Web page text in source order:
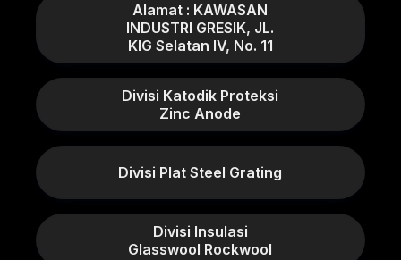
Alamat : KAWASAN
INDUSTRI GRESIK, JL.
KIG Selatan IV, No. 11
Divisi Katodik Proteksi
Zinc Anode
Divisi Plat Steel Grating
Divisi Insulasi
Glasswool Rockwool